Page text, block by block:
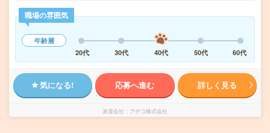
職場の雰囲気
年齢層
20代
30代 40代 50代 60代
気になる! 応募へ進む 詳しく見る
派遣会社 アデコ株式会社